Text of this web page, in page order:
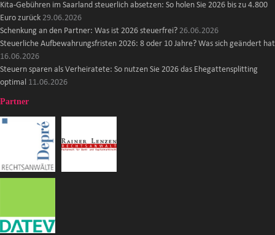
Kita-Gebühren im Saarland steuerlich absetzen: So holen Sie 2026 bis zu 4.800
Euro zurück 29.06.2026
Schenkung an den Partner: Was ist 2026 steuerfrei? 26.06.2026
Steuerliche Aufbewahrungsfristen 2026: 8 oder 10 Jahre? Was sich geändert hat
16.06.2026
Steuern sparen als Verheiratete: So nutzen Sie 2026 das Ehegattensplitting
optimal 11.06.2026
Partner